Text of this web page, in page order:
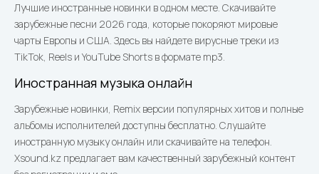
Лучшие иностранные новинки в одном месте. Скачивайте
зарубежные песни 2026 года, которые покоряют мировые
чарты Европы и США. Здесь вы найдете вирусные треки из
TikTok, Reels и YouTube Shorts в формате mp3.
Иностранная музыка онлайн
Зарубежные новинки, Remix версии популярных хитов и полные
альбомы исполнителей доступны бесплатно. Слушайте
иностранную музыку онлайн или скачивайте на телефон.
Xsound.kz предлагает вам качественный зарубежный контент